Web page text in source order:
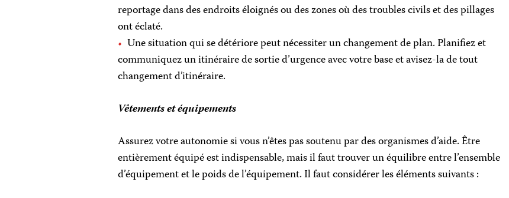
reportage dans des endroits éloignés ou des zones où des troubles civils et des pillages
ont éclaté.
Une situation qui se détériore peut nécessiter un changement de plan. Planifiez et
communiquez un itinéraire de sortie d’urgence avec votre base et avisez-la de tout
changement d’itinéraire.
Vêtements et équipements
Assurez votre autonomie si vous n’êtes pas soutenu par des organismes d’aide. Être
entièrement équipé est indispensable, mais il faut trouver un équilibre entre l’ensemble
d’équipement et le poids de l’équipement. Il faut considérer les éléments suivants :